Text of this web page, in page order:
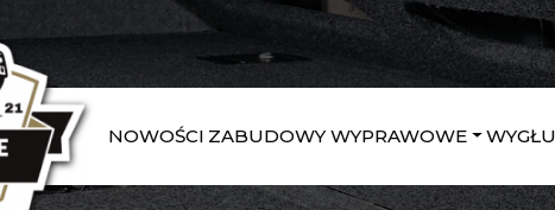
NOWOŚCI ZABUDOWY WYPRAWOWE